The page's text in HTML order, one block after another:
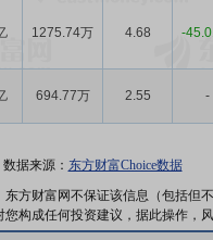
1275.74万 4.68 -
694.77万 2.55 -
数据来源： 东方财富Choice数据
方财富网不保证该信息（包括
构成任何投资建议，据此操作，风